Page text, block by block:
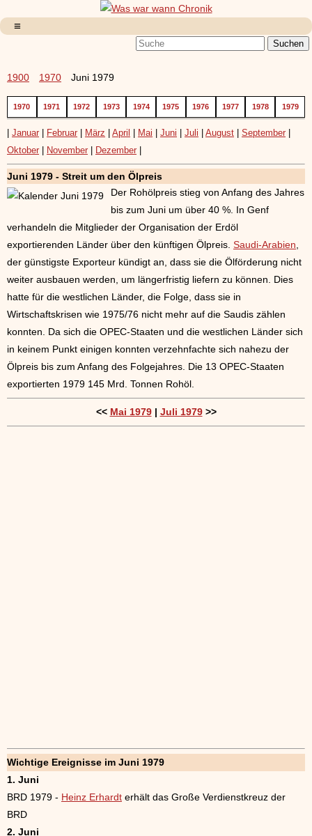
1900 1970 Juni 1979
1970 1971 1972 1973 1974 1975 1976 1977 1978 1979
Januar Februar März April Mai Juni Juli August September
Oktober
November Dezember
Juni 1979 - Streit um den Ölpreis
Der Rohölpreis stieg von Anfang des Jahres
bis zum Juni um über 40 %. In Genf
verhandeln die Mitglieder der Organisation der Erdöl
exportierenden Länder über den künftigen Ölpreis. Saudi-Arabien,
der günstigste Exporteur kündigt an, dass sie die Ölförderung nicht
weiter ausbauen werden, um längerfristig liefern zu können. Dies
hatte für die westlichen Länder, die Folge, dass sie in
Wirtschaftskrisen wie 1975/76 nicht mehr auf die Saudis zählen
konnten. Da sich die OPEC-Staaten und die westlichen Länder sich
in keinem Punkt einigen konnten verzehnfachte sich nahezu der
Ölpreis bis zum Anfang des Folgejahres. Die 13 OPEC-Staaten
exportierten 1979 145 Mrd. Tonnen Rohöl.
<< Mai 1979| Juli 1979>>
Wichtige Ereignisse im Juni 1979
1. Juni
BRD 1979 - Heinz Erhardt erhält das Große Verdienstkreuz der
BRD
2. Juni